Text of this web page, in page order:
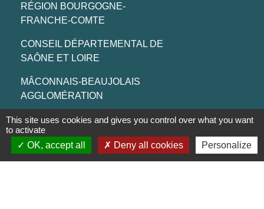
RÉGION BOURGOGNE-
FRANCHE-COMTE
CONSEIL DÉPARTEMENTAL DE
SAÔNE ET LOIRE
MÂCONNAIS-BEAUJOLAIS
AGGLOMÉRATION
Jumelages
This site uses cookies and gives you control over what you want
to activate
OK, accept all
Deny all cookies Personalize